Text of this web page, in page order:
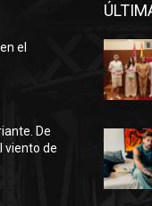
el
De
viento de